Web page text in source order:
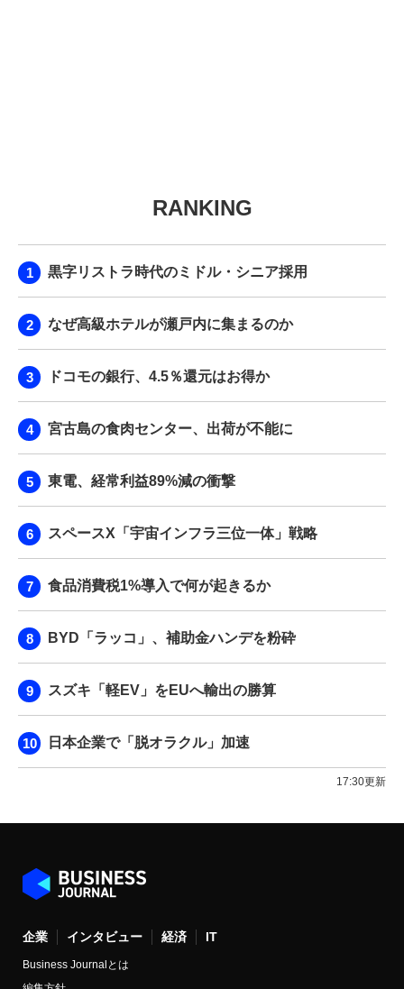
RANKING
黒字リストラ時代のミドル・シニア採用
なぜ高級ホテルが瀬戸内に集まるのか
ドコモの銀行、4.5％還元はお得か
宮古島の食肉センター、出荷が不能に
東電、経常利益89%減の衝撃
スペースX「宇宙インフラ三位一体」戦略
食品消費税1%導入で何が起きるか
BYD「ラッコ」、補助金ハンデを粉砕
スズキ「軽EV」をEUへ輸出の勝算
日本企業で「脱オラクル」加速
17:30更新
企業 インタビュー 経済 IT
Business Journalとは